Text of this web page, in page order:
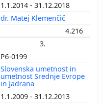
1.1.2014 - 31.12.2018
dr. Matej Klemenčič
4.216
3.
P6-0199
Slovenska umetnost in
umetnost Srednje Evrope
in Jadrana
1.1.2009 - 31.12.2013